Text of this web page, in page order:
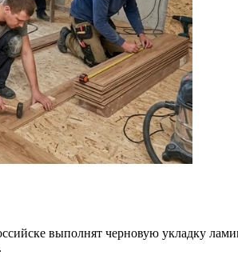
выполнят черновую укладку